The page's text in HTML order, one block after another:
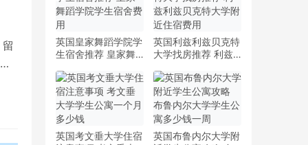
英国皇家舞蹈学院学
生宿舍推荐 皇家舞
英国利兹利兹贝克特
大学找房推荐 利兹
住宿费用
英国考文垂大学住宿
英国布鲁内尔大学附